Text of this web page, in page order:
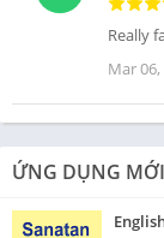
Really
Mar 06,
ỨNG DỤNG